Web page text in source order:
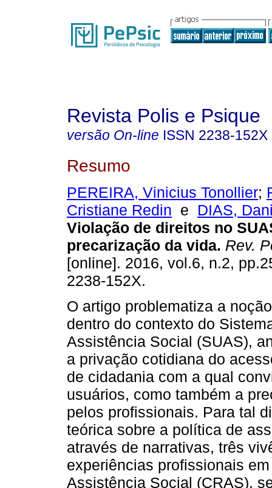
Revista Polis e Psique
versão On-line ISSN 2238-152X
Resumo
PEREIRA, Vinicius Tonollier;
Cristiane Redin e DIAS,
Violação de direitos no
precarização da vida. Rev.
[online]. 2016, vol.6, n.2,
2238-152X.
O artigo problematiza a
dentro do contexto do
Assistência Social (SUAS),
a privação cotidiana do
de cidadania com a qual
usuários, como também a
pelos profissionais. Para tal
teórica sobre a política de
através de narrativas, três
experiências profissionais
Assistência Social (CRAS),